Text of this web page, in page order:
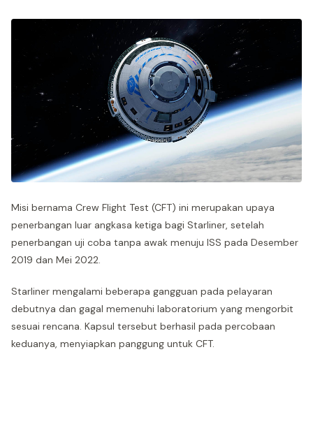
Misi bernama Crew Flight Test (CFT) ini merupakan upaya
penerbangan luar angkasa ketiga bagi Starliner, setelah
penerbangan uji coba tanpa awak menuju ISS pada Desember
2019 dan Mei 2022.
Starliner mengalami beberapa gangguan pada pelayaran
debutnya dan gagal memenuhi laboratorium yang mengorbit
sesuai rencana. Kapsul tersebut berhasil pada percobaan
keduanya, menyiapkan panggung untuk CFT.